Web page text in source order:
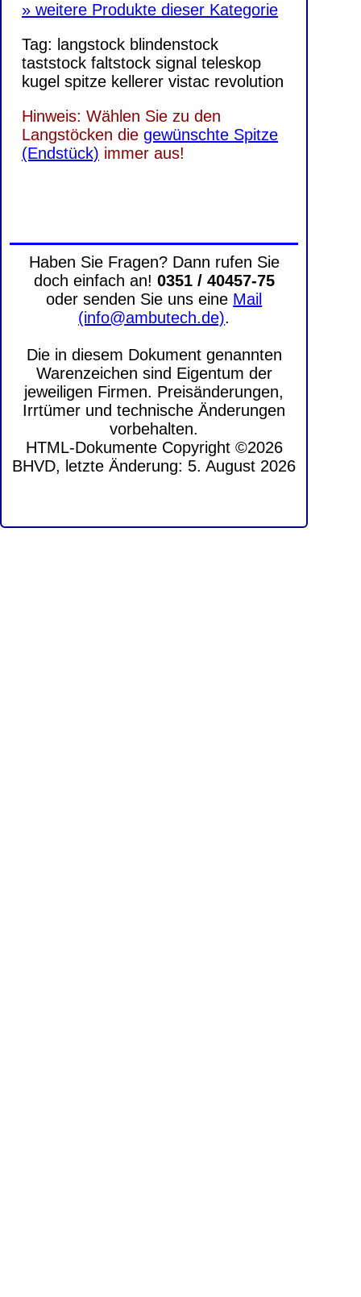
» weitere Produkte dieser Kategorie
Tag: langstock blindenstock
taststock faltstock signal teleskop
kugel spitze kellerer vistac revolution
Hinweis: Wählen Sie zu den
Langstöcken die gewünschte Spitze
(Endstück) immer aus!
Haben Sie Fragen? Dann rufen Sie
doch einfach an! 0351 / 40457-75
oder senden Sie uns eine Mail
(info@ambutech.de).
Die in diesem Dokument genannten
Warenzeichen sind Eigentum der
jeweiligen Firmen. Preisänderungen,
Irrtümer und technische Änderungen
vorbehalten.
HTML-Dokumente Copyright ©2026
BHVD, letzte Änderung: 5. August 2026